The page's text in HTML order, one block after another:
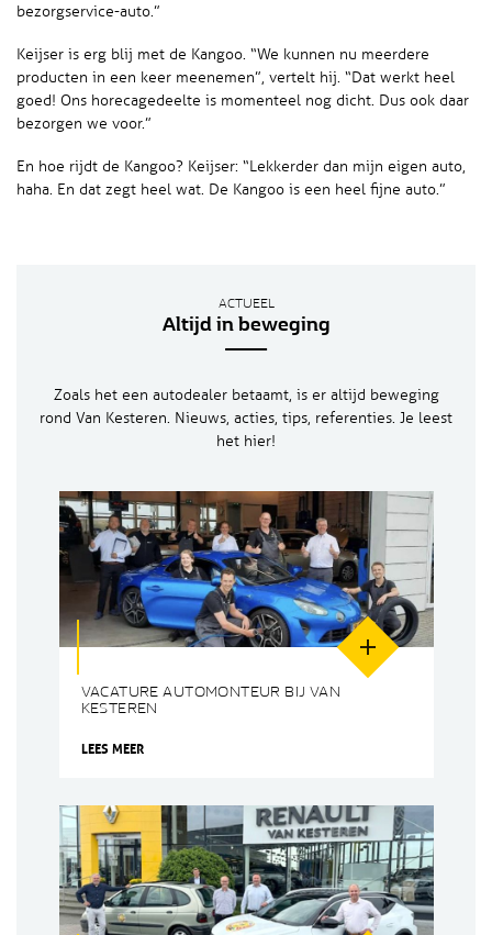
bezorgservice-auto.”
Keijser is erg blij met de Kangoo. “We kunnen nu meerdere
producten in een keer meenemen”, vertelt hij. “Dat werkt heel
goed! Ons horecagedeelte is momenteel nog dicht. Dus ook daar
bezorgen we voor.”
En hoe rijdt de Kangoo? Keijser: “Lekkerder dan mijn eigen auto,
haha. En dat zegt heel wat. De Kangoo is een heel fijne auto.”
ACTUEEL
Altijd in beweging
Zoals het een autodealer betaamt, is er altijd beweging
rond Van Kesteren. Nieuws, acties, tips, referenties. Je leest
het hier!
VACATURE AUTOMONTEUR BIJ VAN
KESTEREN
LEES MEER